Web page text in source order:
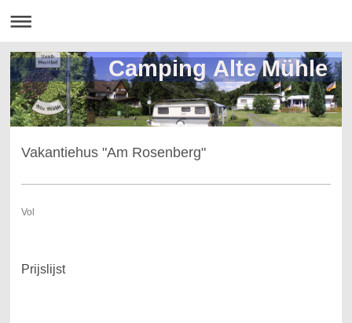
Camping Alte Mühle
Vakantiehus "Am Rosenberg"
Vol
Prijslijst